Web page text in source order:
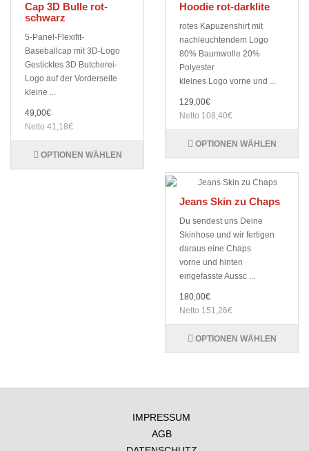
Cap 3D Bulle rot-
schwarz
5-Panel-Flexifit-
Baseballcap mit 3D-Logo
Gesticktes 3D Butcherei-
Logo auf der Vorderseite
kleine ...
49,00€
Netto 41,18€
OPTIONEN WÄHLEN
Hoodie rot-darklite
rotes Kapuzenshirt mit
nachleuchtendem Logo
80% Baumwolle 20%
Polyester
kleines Logo vorne und ...
129,00€
Netto 108,40€
OPTIONEN WÄHLEN
Jeans Skin zu Chaps
Du sendest uns Deine
Skinhose und wir fertigen
daraus eine Chaps
vorne und hinten
eingefasste Aussc ...
180,00€
Netto 151,26€
OPTIONEN WÄHLEN
IMPRESSUM
AGB